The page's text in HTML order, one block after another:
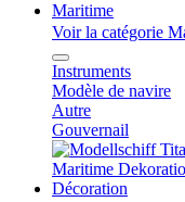
Maritime
Voir la catégorie
Instruments
Modèle de navire
Autre
Gouvernail
Décoration